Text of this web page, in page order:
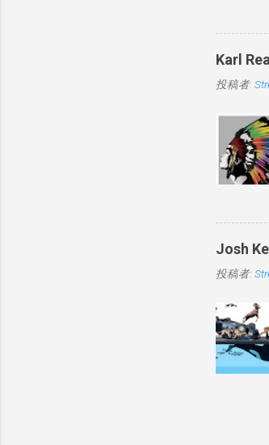
Karl
投稿者:
Josh
投稿者: